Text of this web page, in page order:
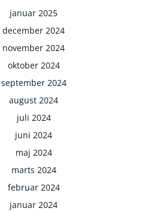
januar 2025
december 2024
november 2024
oktober 2024
september 2024
august 2024
juli 2024
juni 2024
maj 2024
marts 2024
februar 2024
januar 2024